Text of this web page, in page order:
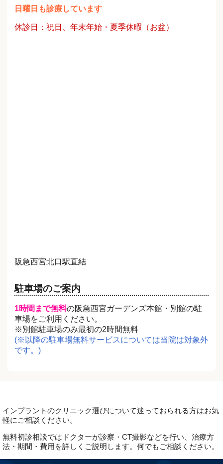
日曜日も診療しています
休診日：祝日、年末年始・夏季休暇（お盆）
阪急西宮北口駅直結
駐車場のご案内
1時間まで無料の阪急西宮ガーデンズ本館・別館の駐
車場をご利用ください。
※別館駐車場のみ最初の2時間無料
(※以降の駐車場無料サービスについては当院は対象外
です。)
インプラントのクリニック選びについて迷っておられる方はお気
軽にご相談ください。
無料初診相談ではドクターが診察・CT撮影などを行い、治療方
法・期間・費用を詳しくご説明します。何でもご相談ください。